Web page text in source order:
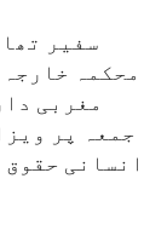
سفیر
محکمہ
مغربی
جمعہ پر
انسانی حقوق